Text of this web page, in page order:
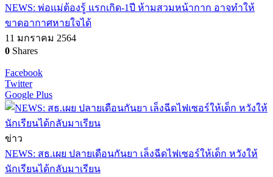
NEWS: พ่อแม่ต้องรู้ แรกเกิด-1ปี ห้ามสวมหน้ากาก อาจทำให้
ขาดอากาศหายใจได้
11 มกราคม 2564
0 Shares
Facebook
Twitter
Google Plus
ข่าว
NEWS: สธ.เผย ปลายเดือนกันยา เล็งฉีดไฟเซอร์ให้เด็ก หวังให้
นักเรียนได้กลับมาเรียน